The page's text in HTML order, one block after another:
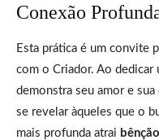
Conexão
Esta prática é um convite
com o Criador. Ao dedicar
demonstra seu amor e
se revelar àqueles que o
mais profunda atrai